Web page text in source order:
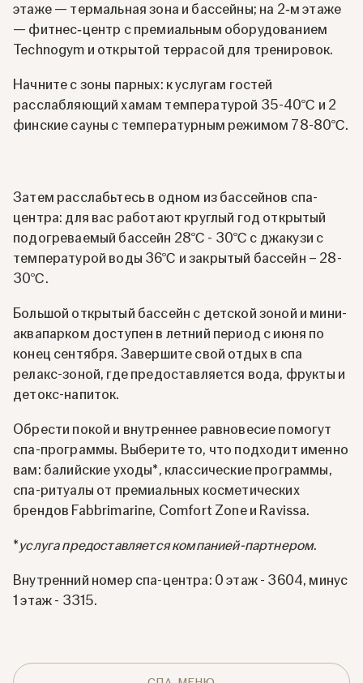
этаже — термальная зона и бассейны; на 2‑м этаже
— фитнес‑центр с премиальным оборудованием
Technogym и открытой террасой для тренировок.
Начните с зоны парных: к услугам гостей
расслабляющий хамам температурой 35-40℃ и 2
финские сауны с температурным режимом 78-80℃.
Затем расслабьтесь в одном из бассейнов спа-
центра: для вас работают круглый год открытый
подогреваемый бассейн 28℃ - 30℃ с джакузи с
температурой воды 36℃ и закрытый бассейн – 28-
30℃.
Большой открытый бассейн с детской зоной и мини-
аквапарком доступен в летний период с июня по
конец сентября. Завершите свой отдых в спа
релакс-зоной, где предоставляется вода, фрукты и
детокс-напиток.
Обрести покой и внутреннее равновесие помогут
спа-программы. Выберите то, что подходит именно
вам: балийские уходы*, классические программы,
спа-ритуалы от премиальных косметических
брендов Fabbrimarine, Comfort Zone и Ravissa.
*услуга предоставляется компанией-партнером.
Внутренний номер спа-центра: 0 этаж - 3604, минус
1 этаж - 3315.